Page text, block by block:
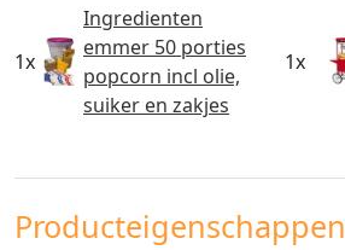
1x
Ingredienten
emmer 50 porties
popcorn incl olie,
suiker en zakjes
1x
Producteigenschappen